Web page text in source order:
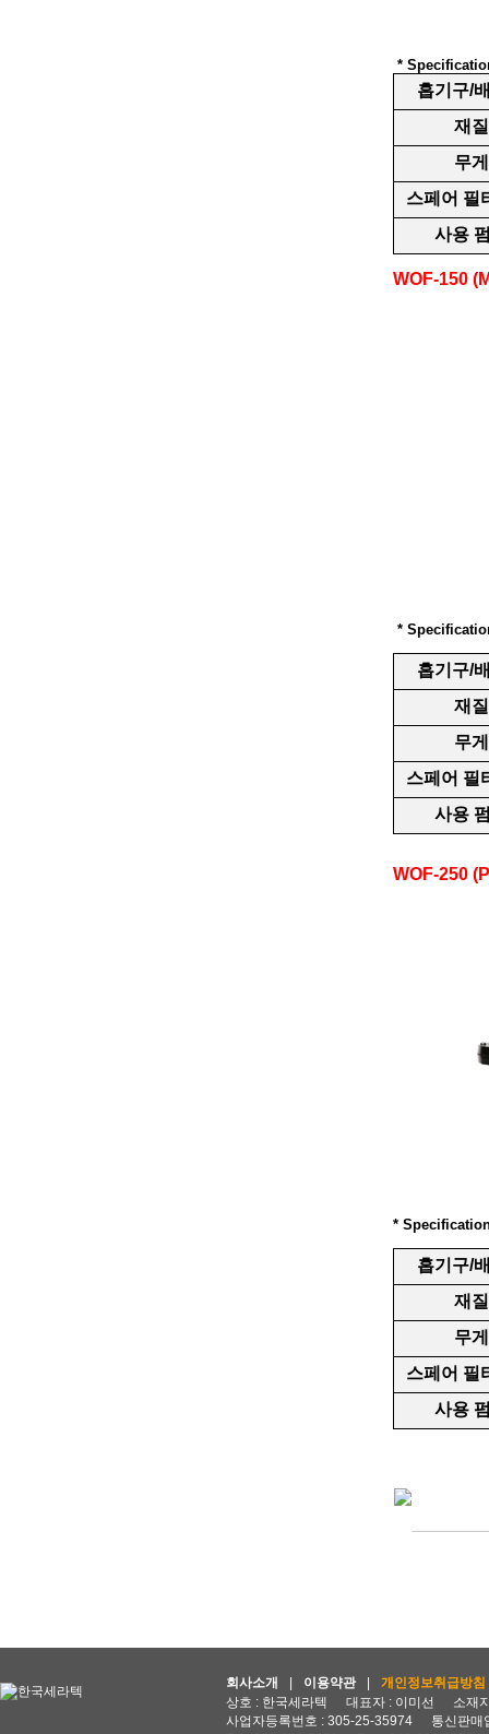
*
흡기구/
재질
무게
스페어 필
사용
WOF-150
*
흡기구/
재질
무게
스페어 필
사용
WOF-250
*
흡기구/
재질
무게
스페어 필
사용
회사소개 이용약관
개인정보취급방침
상호 : 한국세라텍
대표자 : 이미선
소재
사업자등록번호 : 305-25-35974
통신판매